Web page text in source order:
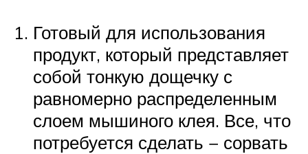
Готовый для использования
продукт, который представляет
собой тонкую дощечку с
равномерно распределенным
слоем мышиного клея. Все, что
потребуется сделать − сорвать